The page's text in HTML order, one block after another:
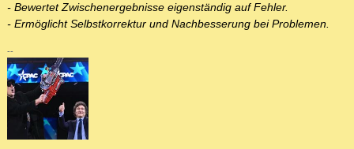
- Bewertet Zwischenergebnisse eigenständig auf Fehler.
- Ermöglicht Selbstkorrektur und Nachbesserung bei Problemen.
--